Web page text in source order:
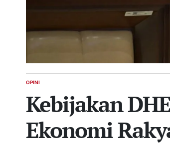
POSTED
OPINI
Kebijakan
Ekonomi